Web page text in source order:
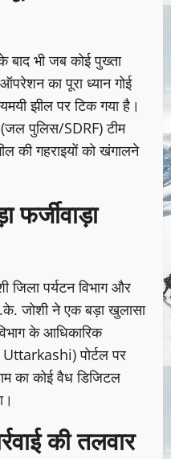
भी जब कोई पुख्ता
का पूरा ध्यान गोई
झील पर टिक गया है।
पुलिस/SDRF) टीम
की गहराइयों को खंगालने
फर्जीवाड़ा
जिला पर्यटन विभाग और
जोशी ने एक बड़ा खुलासा
के आधिकारिक
Uttarkashi) पोर्टल पर
का कोई वैध डिजिटल
की तलवार